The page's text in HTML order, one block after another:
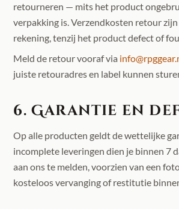
retourneren — mits het product
verpakking is. Verzendkosten retour
rekening, tenzij het product defect of
Meld de retour vooraf via
juiste retouradres en label kunnen
6. Garantie en
Op alle producten geldt de wettelijke
incomplete leveringen dien je binnen 7
aan ons te melden, voorzien van een
kosteloos vervanging of restitutie